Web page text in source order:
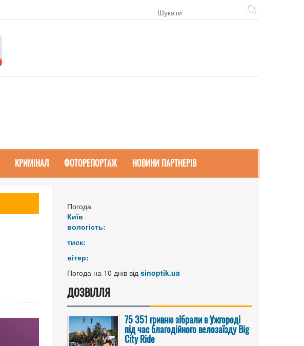
КРИМІНАЛ ФОТОРЕПОРТАЖ НОВИНИ ПАРТНЕРІВ
Погода
Київ
вологість:
тиск:
вітер:
Погода на 10 днів від sinoptik.ua
ДОЗВІЛЛЯ
75 351 гривню зібрали в Ужгороді
під час благодійного велозаїзду Big
Сity Ride